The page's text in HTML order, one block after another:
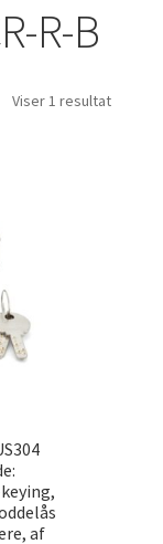
R-B
Viser 1 resultat
af